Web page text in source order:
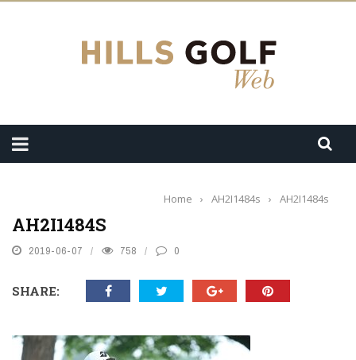
Home › AH2I1484s › AH2I1484s
AH2I1484S
2019-06-07 758 0
SHARE: